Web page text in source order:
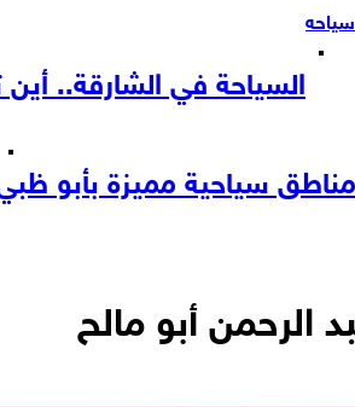
السياحة في الشارقة..
مناطق سياحية مميزة بأبو
الرحمن أبو مالح